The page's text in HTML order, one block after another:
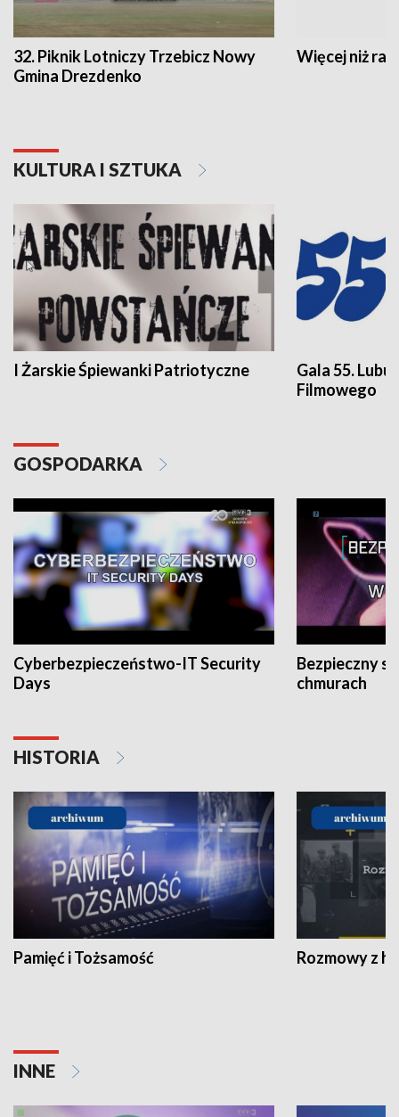
32. Piknik Lotniczy Trzebicz Nowy
Gmina Drezdenko
Więcej niż rajd
KULTURA I SZTUKA
I Żarskie Śpiewanki Patriotyczne
Gala 55.
Filmowego
GOSPODARKA
Cyberbezpieczeństwo-IT Security
Days
Bezpieczny
chmurach
HISTORIA
Pamięć i Tożsamość Rozmowy z
INNE